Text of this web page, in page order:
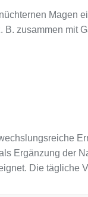
Magen
B. zusammen mit
Ergänzung der
Die tägliche